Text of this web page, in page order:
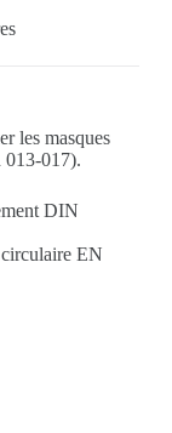
les masques
013-017).
DIN
EN